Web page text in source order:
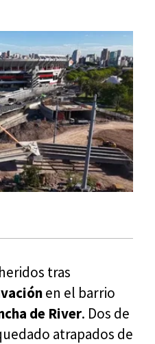
tras
en el barrio
de River. Dos de
atrapados de